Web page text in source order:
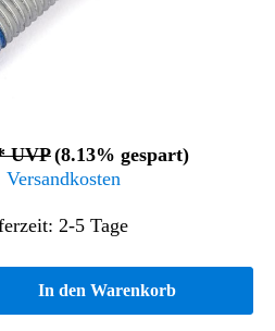
UVP(8.13% gespart)
2-5 Tage
In den Warenkorb